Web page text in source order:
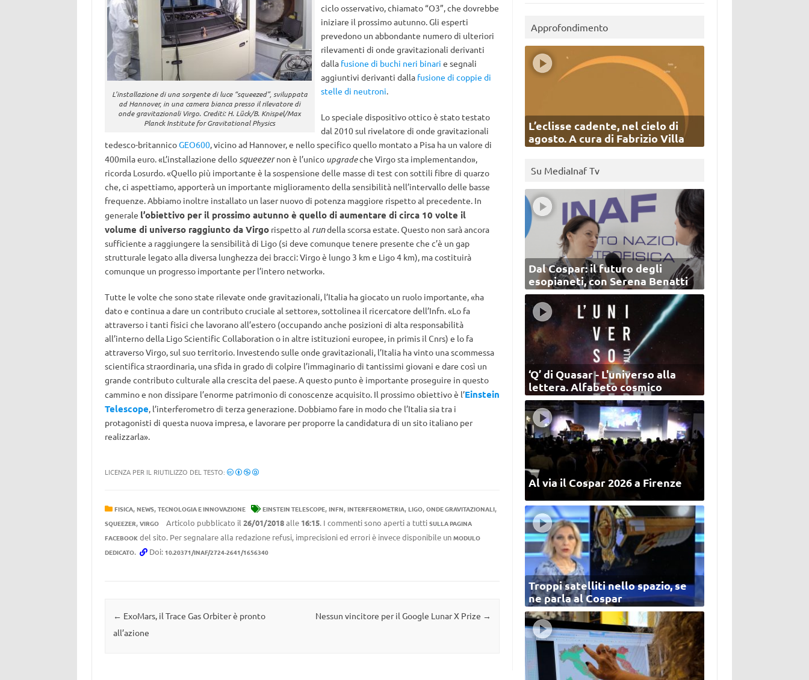
L’installazione di una sorgente di luce “squeezed”, sviluppata
ad Hannover, in una camera bianca presso il rilevatore di
onde gravitazionali Virgo. Crediti: H. Lück/B. Knispel/Max
Planck Institute for Gravitational Physics
ciclo osservativo, chiamato “O3”, che dovrebbe
iniziare il prossimo autunno. Gli esperti
prevedono un abbondante numero di ulteriori
rilevamenti di onde gravitazionali derivanti
dalla fusione di buchi neri binari e segnali
aggiuntivi derivanti dallafusione di coppie di
stelle di neutroni.
Lo speciale dispositivo ottico è stato testato
dal 2010 sul rivelatore di onde gravitazionali
tedesco-britannicoGEO600, vicino ad Hannover, e nello specifico quello montato a Pisa ha un valore di
400mila euro. «L’installazione dellosqueezernon è l’unico upgradeche Virgo sta implementando»,
ricorda Losurdo. «Quello più importante è la sospensione delle masse di test con sottili fibre di quarzo
che, ci aspettiamo, apporterà un importante miglioramento della sensibilità nell’intervallo delle basse
frequenze. Abbiamo inoltre installato un laser nuovo di potenza maggiore rispetto al precedente. In
generale l’obiettivo per il prossimo autunno è quello di aumentare di circa 10 volte il
volume di universo raggiunto da Virgorispetto al rundella scorsa estate. Questo non sarà ancora
sufficiente a raggiungere la sensibilità di Ligo (si deve comunque tenere presente che c’è un gap
strutturale legato alla diversa lunghezza dei bracci: Virgo è lungo 3 km e Ligo 4 km), ma costituirà
comunque un progresso importante per l’intero network».
Tutte le volte che sono state rilevate onde gravitazionali, l’Italia ha giocato un ruolo importante, «ha
dato e continua a dare un contributo cruciale al settore», sottolinea il ricercatore dell’Infn. «Lo fa
attraverso i tanti fisici che lavorano all’estero (occupando anche posizioni di alta responsabilità
all’interno della Ligo Scientific Collaboration o in altre istituzioni europee, in primis il Cnrs) e lo fa
attraverso Virgo, sul suo territorio. Investendo sulle onde gravitazionali, l’Italia ha vinto una scommessa
scientifica straordinaria, una sfida in grado di colpire l’immaginario di tantissimi giovani e dare così un
grande contributo culturale alla crescita del paese. A questo punto è importante proseguire in questo
cammino e non dissipare l’enorme patrimonio di conoscenze acquisito. Il prossimo obiettivo è l’Einstein
Telescope, l’interferometro di terza generazione. Dobbiamo fare in modo che l’Italia sia tra i
protagonisti di questa nuova impresa, e lavorare per proporre la candidatura di un sito italiano per
realizzarla».
LICENZA PER IL RIUTILIZZO DEL TESTO:
FISICA, NEWS, TECNOLOGIA E INNOVAZIONE EINSTEIN TELESCOPE, INFN, INTERFEROMETRIA, LIGO, ONDE GRAVITAZIONALI,
SQUEEZER, VIRGO Articolo pubblicato il 26/01/2018alle 16:15. I commenti sono aperti a tutti SULLA PAGINA
FACEBOOKdel sito. Per segnalare alla redazione refusi, imprecisioni ed errori è invece disponibile un MODULO
DEDICATO. Doi: 10.20371/INAF/2724-2641/1656340
Navigazione articolo
← ExoMars, il Trace Gas Orbiter è pronto
all’azione
Nessun vincitore per il Google Lunar X Prize →
Approfondimento
L’eclisse cadente, nel cielo di
agosto. A cura di Fabrizio Villa
Su MediaInaf Tv
Dal Cospar: il futuro degli
esopianeti, con Serena Benatti
‘Q’ di Quasar - L'universo alla
lettera. Alfabeto cosmico
Al via il Cospar 2026 a Firenze
Troppi satelliti nello spazio, se
ne parla al Cospar